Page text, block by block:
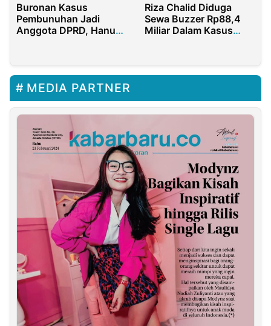
Buronan Kasus
Pembunuhan Jadi
Anggota DPRD, Hanura
Riza Chalid Diduga
Sewa Buzzer Rp88,4
Miliar Dalam Kasus
MEDIA PARTNER